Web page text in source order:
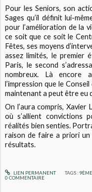
Pour les Seniors, son
Sages qu’il définit lui-
pour l’amélioration de la
ce soit que ce soit le
Fêtes, ses moyens
assez limités, le premier
Paris, le second
nombreux. Là encore
l’impression que le
maintenant a peut être eu
On l’aura compris,
où s’allient convictions
réalités bien senties.
raison de faire a priori un
résultats.
LIEN PERMANENT TAGS :
0 COMMENTAIRE